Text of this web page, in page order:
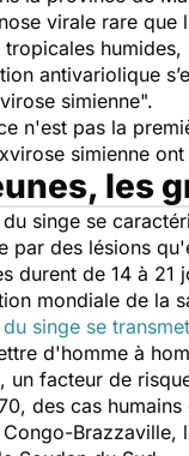
virale rare que
antivariolique
simienne".
n'est pas la
simienne ont
les
singe se
par des lésions
durent de 14 à 21
mondiale de la
singe se
d'homme à
un facteur de
des cas
Brazzaville,